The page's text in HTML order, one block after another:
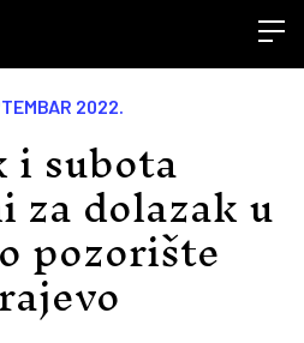
2022.
i subota
za dolazak u
pozorište